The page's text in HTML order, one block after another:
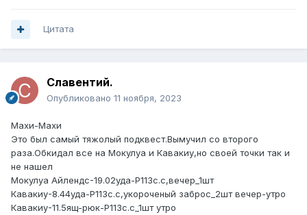
Цитата
Славентий.
Опубликовано 11 ноября, 2023
Махи-Махи
Это был самый тяжолый подквест.Вымучил со второго
раза.Обкидал все на Мокулуа и Кавакиу,но своей точки так и
не нашел
Мокулуа Айлендс-19.02уда-Р113с.с,вечер_1шт
Кавакиу-8.44уда-Р113с.с,укороченый заброс_2шт вечер-утро
Кавакиу-11.5ящ-рюк-Р113с.с_1шт утро